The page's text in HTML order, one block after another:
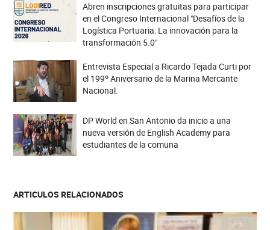
Abren inscripciones gratuitas para participar
en el Congreso Internacional "Desafíos de la
Logística Portuaria: La innovación para la
transformación 5.0"
Entrevista Especial a Ricardo Tejada Curti por
el 199º Aniversario de la Marina Mercante
Nacional.
DP World en San Antonio da inicio a una
nueva versión de English Academy para
estudiantes de la comuna
ARTICULOS RELACIONADOS